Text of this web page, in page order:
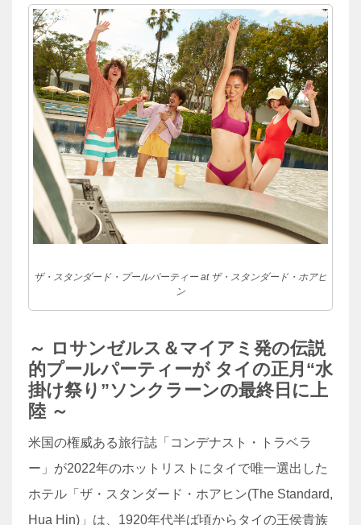
ザ・スタンダード・プールパーティー at ザ・スタンダード・ホアヒ
ン
～ ロサンゼルス＆マイアミ発の伝説
的プールパーティーが タイの正月“水
掛け祭り”ソンクラーンの最終日に上
陸 ～
米国の権威ある旅行誌「コンデナスト・トラベラ
ー」が2022年のホットリストにタイで唯一選出した
ホテル「ザ・スタンダード・ホアヒン(The Standard,
Hua Hin)」は、1920年代半ば頃からタイの王侯貴族